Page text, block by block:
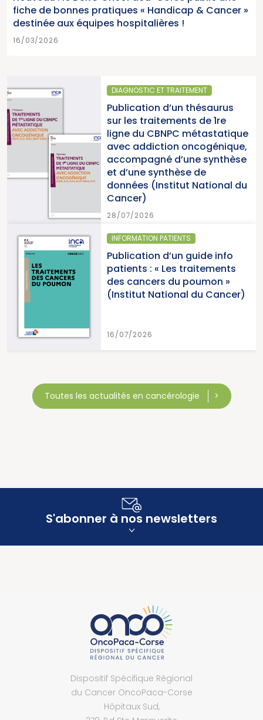
fiche de bonnes pratiques « Handicap & Cancer »
destinée aux équipes hospitalières !
16/03/2026
DIAGNOSTIC ET TRAITEMENT
Publication d’un thésaurus
sur les traitements de 1re
ligne du CBNPC métastatique
avec addiction oncogénique,
accompagné d’une synthèse
et d’une synthèse de
données (Institut National du
28/07/2026
INFORMATION PATIENTS
Publication d’un guide info
patients : « Les traitements
des cancers du poumon »
(Institut National du Cancer)
16/07/2026
Toutes les actualités en cancérologie
S'abonner à nos newsletters
Dispositif Spécifique Régional
du Cancer OncoPaca-Corse
Hôpitaux Sud,